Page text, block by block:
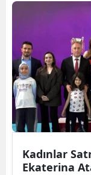
Kadınlar
Ekaterina